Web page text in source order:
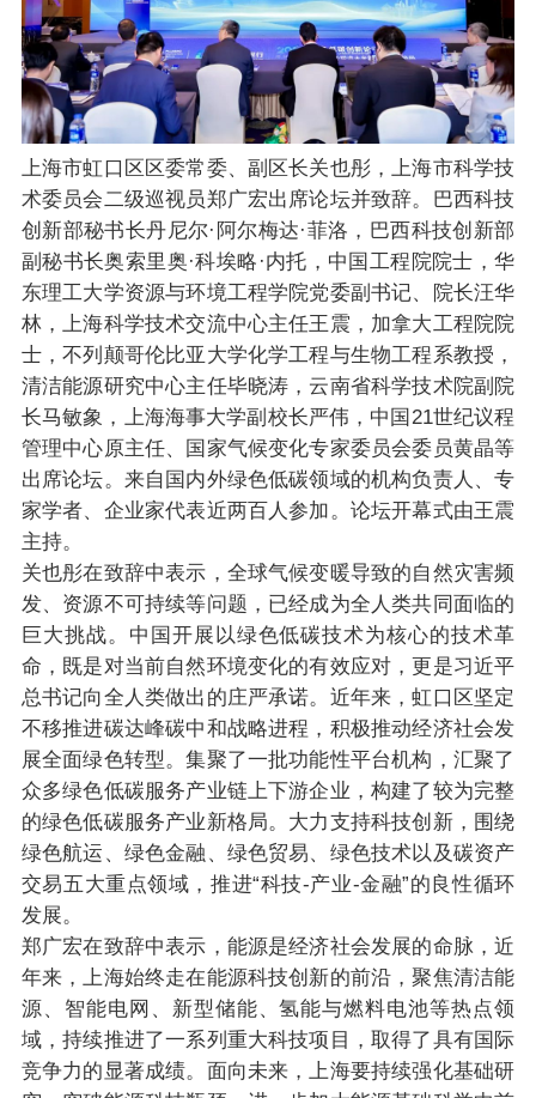
上海市虹口区区委常委、副区长关也彤，上海市科学技
术委员会二级巡视员郑广宏出席论坛并致辞。巴西科技
创新部秘书长丹尼尔·阿尔梅达·菲洛，巴西科技创新部
副秘书长奥索里奥·科埃略·内托，中国工程院院士，华
东理工大学资源与环境工程学院党委副书记、院长汪华
林，上海科学技术交流中心主任王震，加拿大工程院院
士，不列颠哥伦比亚大学化学工程与生物工程系教授，
清洁能源研究中心主任毕晓涛，云南省科学技术院副院
长马敏象，上海海事大学副校长严伟，中国21世纪议程
管理中心原主任、国家气候变化专家委员会委员黄晶等
出席论坛。来自国内外绿色低碳领域的机构负责人、专
家学者、企业家代表近两百人参加。论坛开幕式由王震
主持。
关也彤在致辞中表示，全球气候变暖导致的自然灾害频
发、资源不可持续等问题，已经成为全人类共同面临的
巨大挑战。中国开展以绿色低碳技术为核心的技术革
命，既是对当前自然环境变化的有效应对，更是习近平
总书记向全人类做出的庄严承诺。近年来，虹口区坚定
不移推进碳达峰碳中和战略进程，积极推动经济社会发
展全面绿色转型。集聚了一批功能性平台机构，汇聚了
众多绿色低碳服务产业链上下游企业，构建了较为完整
的绿色低碳服务产业新格局。大力支持科技创新，围绕
绿色航运、绿色金融、绿色贸易、绿色技术以及碳资产
交易五大重点领域，推进“科技-产业-金融”的良性循环
发展。
郑广宏在致辞中表示，能源是经济社会发展的命脉，近
年来，上海始终走在能源科技创新的前沿，聚焦清洁能
源、智能电网、新型储能、氢能与燃料电池等热点领
域，持续推进了一系列重大科技项目，取得了具有国际
竞争力的显著成绩。面向未来，上海要持续强化基础研